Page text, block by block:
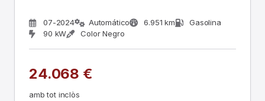
07-2024 Automático 6.951 km
Gasolina
90 kW
Color Negro
24.068 €
amb tot inclòs